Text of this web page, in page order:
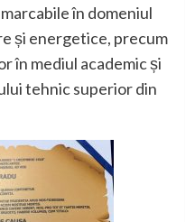
în domeniul
și energetice, precum
în mediul academic și
tehnic superior din